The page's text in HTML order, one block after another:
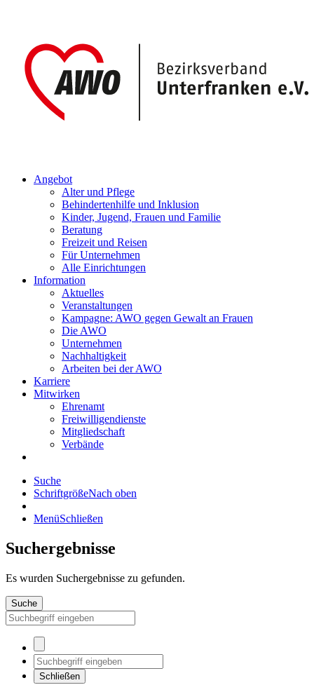
Angebot
Alter und Pflege
Behindertenhilfe und Inklusion
Kinder, Jugend, Frauen und Familie
Beratung
Freizeit und Reisen
Für Unternehmen
Alle Einrichtungen
Information
Aktuelles
Veranstaltungen
Kampagne: AWO gegen Gewalt an Frauen
Die AWO
Unternehmen
Nachhaltigkeit
Arbeiten bei der AWO
Karriere
Mitwirken
Ehrenamt
Freiwilligendienste
Mitgliedschaft
Verbände
Suche
SchriftgrößeNach oben
MenüSchließen
Suchergebnisse
Es wurden Suchergebnisse zu gefunden.
Suche
Schließen